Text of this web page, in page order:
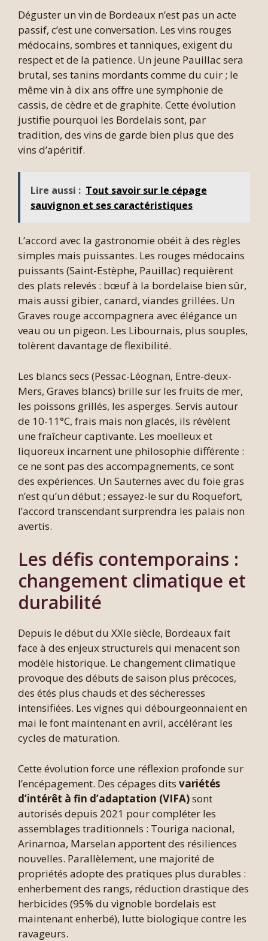
Déguster un vin de Bordeaux n’est pas un acte
passif, c’est une conversation. Les vins rouges
médocains, sombres et tanniques, exigent du
respect et de la patience. Un jeune Pauillac sera
brutal, ses tanins mordants comme du cuir ; le
même vin à dix ans offre une symphonie de
cassis, de cèdre et de graphite. Cette évolution
justifie pourquoi les Bordelais sont, par
tradition, des vins de garde bien plus que des
vins d’apéritif.
Lire aussi : Tout savoir sur le cépage
sauvignon et ses caractéristiques
L’accord avec la gastronomie obéit à des règles
simples mais puissantes. Les rouges médocains
puissants (Saint-Estèphe, Pauillac) requièrent
des plats relevés : bœuf à la bordelaise bien sûr,
mais aussi gibier, canard, viandes grillées. Un
Graves rouge accompagnera avec élégance un
veau ou un pigeon. Les Libournais, plus souples,
tolèrent davantage de flexibilité.
Les blancs secs (Pessac-Léognan, Entre-deux-
Mers, Graves blancs) brille sur les fruits de mer,
les poissons grillés, les asperges. Servis autour
de 10-11°C, frais mais non glacés, ils révèlent
une fraîcheur captivante. Les moelleux et
liquoreux incarnent une philosophie différente :
ce ne sont pas des accompagnements, ce sont
des expériences. Un Sauternes avec du foie gras
n’est qu’un début ; essayez-le sur du Roquefort,
l’accord transcendant surprendra les palais non
avertis.
Les défis contemporains :
changement climatique et
durabilité
Depuis le début du XXIe siècle, Bordeaux fait
face à des enjeux structurels qui menacent son
modèle historique. Le changement climatique
provoque des débuts de saison plus précoces,
des étés plus chauds et des sécheresses
intensifiées. Les vignes qui débourgeonnaient en
mai le font maintenant en avril, accélérant les
cycles de maturation.
Cette évolution force une réflexion profonde sur
l’encépagement. Des cépages dits variétés
d’intérêt à fin d’adaptation (VIFA)sont
autorisés depuis 2021 pour compléter les
assemblages traditionnels : Touriga nacional,
Arinarnoa, Marselan apportent des résiliences
nouvelles. Parallèlement, une majorité de
propriétés adopte des pratiques plus durables :
enherbement des rangs, réduction drastique des
herbicides (95% du vignoble bordelais est
maintenant enherbé), lutte biologique contre les
ravageurs.